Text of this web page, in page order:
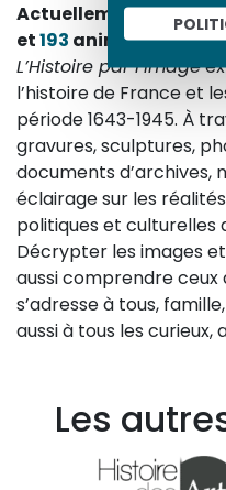
Actuellement en ligne
et193 animations.
L’Histoire par l’image
l’histoire de France et
période 1643-1945. À
gravures, sculptures,
documents d’archives,
éclairage sur les
politiques et culturelles
Décrypter les images
aussi comprendre ceux
s’adresse à tous,
aussi à tous les curieux,
Les